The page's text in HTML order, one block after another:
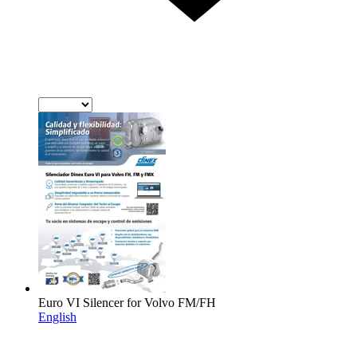
Euro VI Silencer for Volvo FM/FH
English